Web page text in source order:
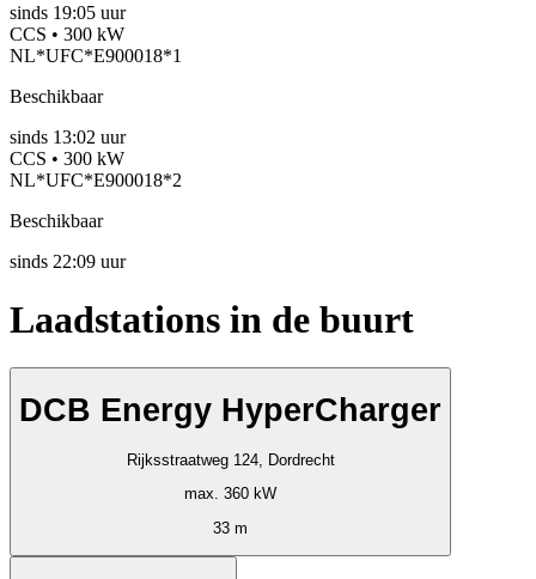
sinds 19:05 uur
CCS • 300 kW
NL*UFC*E900018*1
Beschikbaar
sinds 13:02 uur
CCS • 300 kW
NL*UFC*E900018*2
Beschikbaar
sinds 22:09 uur
Laadstations in de buurt
DCB Energy HyperCharger
Rijksstraatweg 124, Dordrecht
max. 360 kW
33 m